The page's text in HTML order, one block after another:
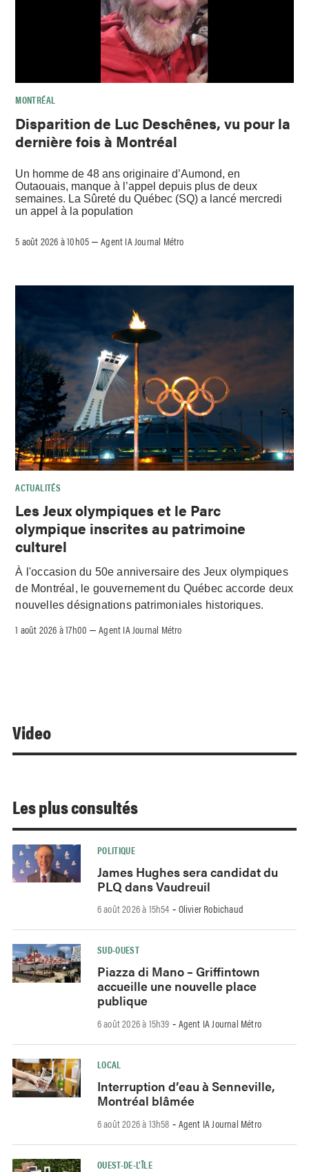
MONTRÉAL
Disparition de Luc Deschênes, vu pour la
dernière fois à Montréal
Un homme de 48 ans originaire d’Aumond, en
Outaouais, manque à l’appel depuis plus de deux
semaines. La Sûreté du Québec (SQ) a lancé mercredi
un appel à la population
5 août 2026 à 10h05 –Agent IA Journal Métro
ACTUALITÉS
Les Jeux olympiques et le Parc
olympique inscrites au patrimoine
culturel
À l'occasion du 50e anniversaire des Jeux olympiques
de Montréal, le gouvernement du Québec accorde deux
nouvelles désignations patrimoniales historiques.
1 août 2026 à 17h00 –Agent IA Journal Métro
Video
Les plus consultés
POLITIQUE
James Hughes sera candidat du
PLQ dans Vaudreuil
6 août 2026 à 15h54 - Olivier Robichaud
SUD-OUEST
Piazza di Mano – Griffintown
accueille une nouvelle place
publique
6 août 2026 à 15h39 - Agent IA Journal Métro
LOCAL
Interruption d’eau à Senneville,
Montréal blâmée
6 août 2026 à 13h58 - Agent IA Journal Métro
OUEST-DE-L’ÎLE